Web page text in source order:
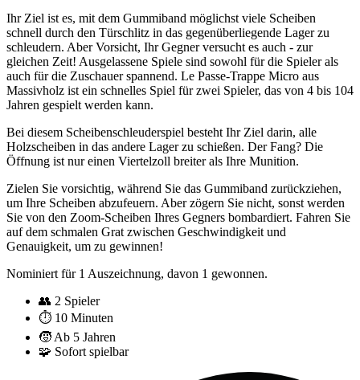
Ihr Ziel ist es, mit dem Gummiband möglichst viele Scheiben
schnell durch den Türschlitz in das gegenüberliegende Lager zu
schleudern. Aber Vorsicht, Ihr Gegner versucht es auch - zur
gleichen Zeit! Ausgelassene Spiele sind sowohl für die Spieler als
auch für die Zuschauer spannend. Le Passe-Trappe Micro aus
Massivholz ist ein schnelles Spiel für zwei Spieler, das von 4 bis 104
Jahren gespielt werden kann.
Bei diesem Scheibenschleuderspiel besteht Ihr Ziel darin, alle
Holzscheiben in das andere Lager zu schießen. Der Fang? Die
Öffnung ist nur einen Viertelzoll breiter als Ihre Munition.
Zielen Sie vorsichtig, während Sie das Gummiband zurückziehen,
um Ihre Scheiben abzufeuern. Aber zögern Sie nicht, sonst werden
Sie von den Zoom-Scheiben Ihres Gegners bombardiert. Fahren Sie
auf dem schmalen Grat zwischen Geschwindigkeit und
Genauigkeit, um zu gewinnen!
Nominiert für 1 Auszeichnung, davon 1 gewonnen.
👥 2 Spieler
⏱️ 10 Minuten
🧒 Ab 5 Jahren
🧩 Sofort spielbar